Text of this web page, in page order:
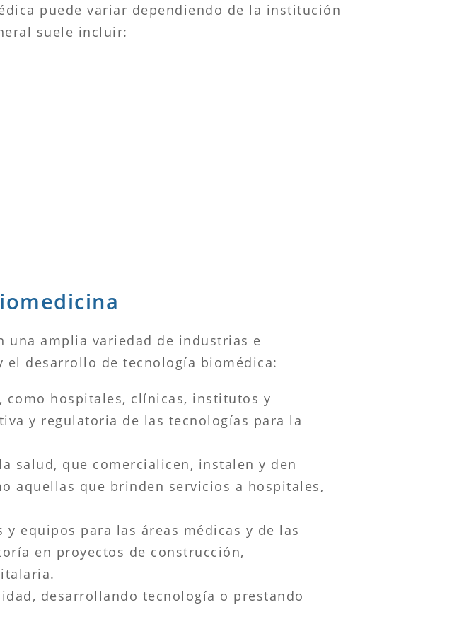
puede variar dependiendo de la institución
suele incluir:
una amplia variedad de industrias e
desarrollo de tecnología biomédica:
hospitales, clínicas, institutos y
y regulatoria de las tecnologías para la
salud, que comercialicen, instalen y den
aquellas que brinden servicios a hospitales,
equipos para las áreas médicas y de las
en proyectos de construcción,
desarrollando tecnología o prestando